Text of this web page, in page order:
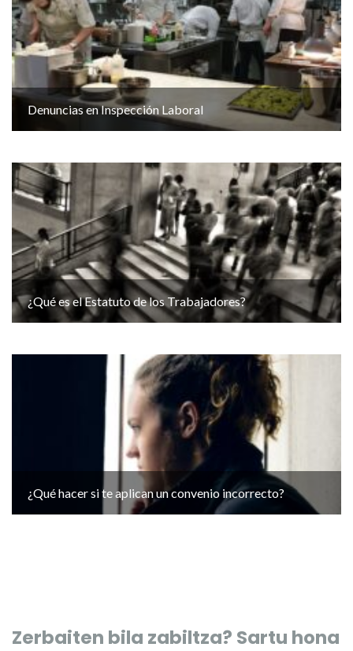
Denuncias en Inspección Laboral
¿Qué es el Estatuto de los Trabajadores?
¿Qué hacer si te aplican un convenio incorrecto?
Zerbaiten bila zabiltza? Sartu hona